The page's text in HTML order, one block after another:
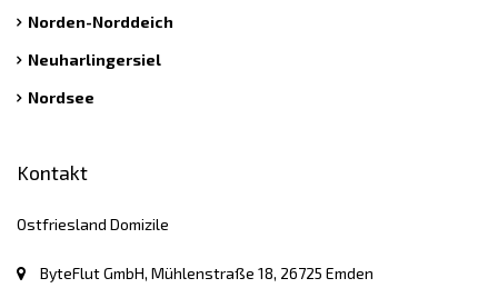
Norden-Norddeich
Neuharlingersiel
Nordsee
Kontakt
Ostfriesland Domizile
ByteFlut GmbH, Mühlenstraße 18, 26725 Emden